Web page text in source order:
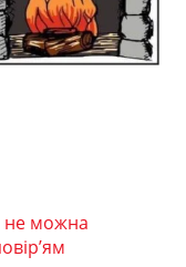
не можна